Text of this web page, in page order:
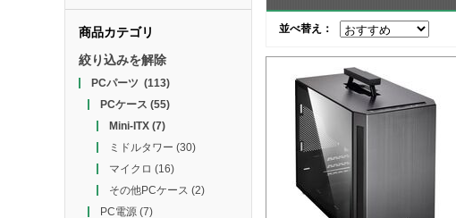
商品カテゴリ
絞り込みを解除
PCパーツ (113)
PCケース (55)
Mini-ITX(7)
ミドルタワー (30)
マイクロ (16)
その他PCケース (2)
PC電源(7)
並べ替え：